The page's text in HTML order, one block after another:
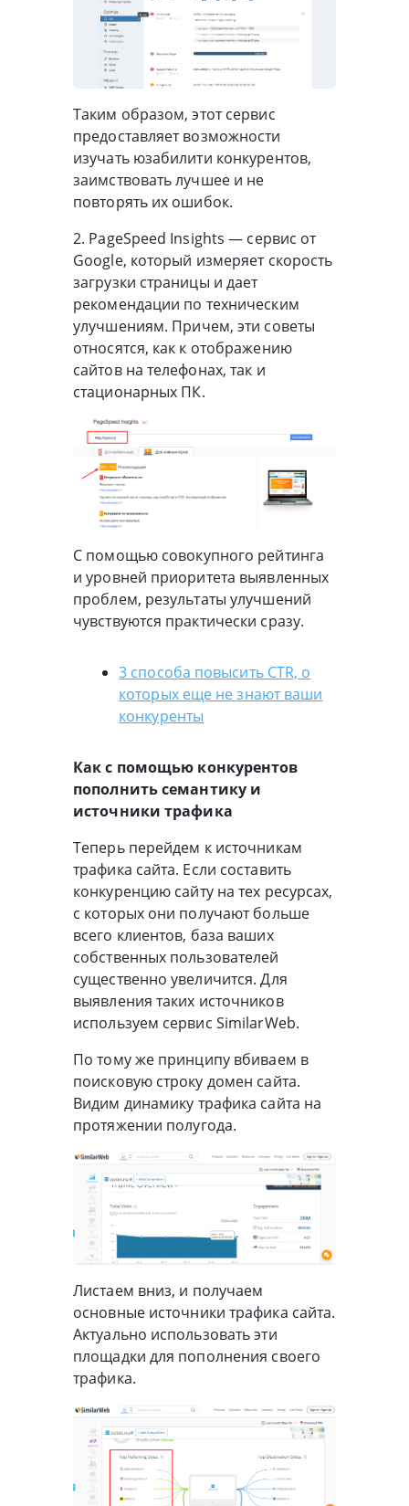
Таким образом, этот сервис
предоставляет возможности
изучать юзабилити конкурентов,
заимствовать лучшее и не
повторять их ошибок.
2. PageSpeed Insights — сервис от
Google, который измеряет скорость
загрузки страницы и дает
рекомендации по техническим
улучшениям. Причем, эти советы
относятся, как к отображению
сайтов на телефонах, так и
стационарных ПК.
С помощью совокупного рейтинга
и уровней приоритета выявленных
проблем, результаты улучшений
чувствуются практически сразу.
3 способа повысить CTR, о
которых еще не знают ваши
конкуренты
Как с помощью конкурентов
пополнить семантику и
источники трафика
Теперь перейдем к источникам
трафика сайта. Если составить
конкуренцию сайту на тех ресурсах,
с которых они получают больше
всего клиентов, база ваших
собственных пользователей
существенно увеличится. Для
выявления таких источников
используем сервис SimilarWeb.
По тому же принципу вбиваем в
поисковую строку домен сайта.
Видим динамику трафика сайта на
протяжении полугода.
Листаем вниз, и получаем
основные источники трафика сайта.
Актуально использовать эти
площадки для пополнения своего
трафика.